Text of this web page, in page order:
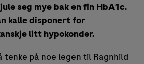
seg mye bak en fin HbA1c.
kalle disponert for
litt hypokonder.
tenke på noe legen til Ragnhild